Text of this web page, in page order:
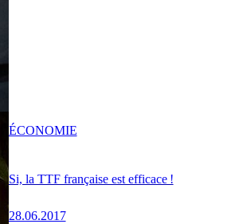
Si, la TTF française est efficace !
28.06.2017
ÉCONOMIE